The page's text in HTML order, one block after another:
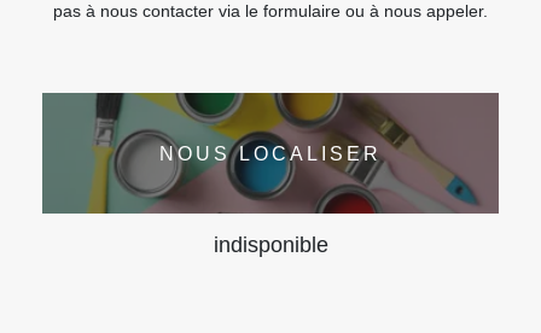
pas à nous contacter via le formulaire ou à nous appeler.
NOUS LOCALISER
indisponible